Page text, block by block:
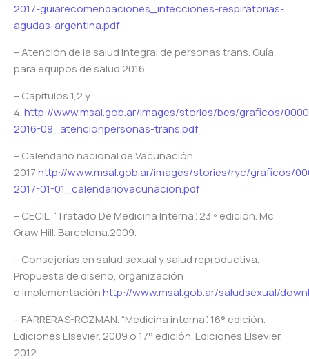
2017-guiarecomendaciones_infecciones-respiratorias-
agudas-argentina.pdf
– Atención de la salud integral de personas trans. Guía
para equipos de salud.2016
– Capítulos 1,2 y
4.http://www.msal.gob.ar/images/stories/bes/graficos/
2016-09_atencionpersonas-trans.pdf
– Calendario nacional de Vacunación.
2017http://www.msal.gob.ar/images/stories/ryc/graficos/
2017-01-01_calendariovacunacion.pdf
– CECIL. “Tratado De Medicina Interna”. 23 º edición. Mc
Graw Hill. Barcelona.2009.
– Consejerías en salud sexual y salud reproductiva.
Propuesta de diseño, organización
e implementaciónhttp://www.msal.gob.ar/saludsexual/
– FARRERAS-ROZMAN. “Medicina interna”. 16° edición.
Ediciones Elsevier. 2009 o 17° edición. Ediciones Elsevier.
2012